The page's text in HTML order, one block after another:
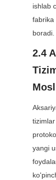
ishlab
fabrika
boradi.
2.4
yangi